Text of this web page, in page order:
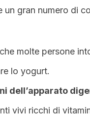
un gran numero di
molte persone
lo yogurt.
dell’apparato
vivi ricchi di